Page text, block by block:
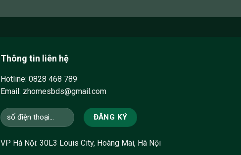
Thông tin liên hệ
Hotline:0828 468 789
Email: zhomesbds@gmail.com
VP Hà Nội: 30L3 Louis City, Hoàng Mai, Hà Nội